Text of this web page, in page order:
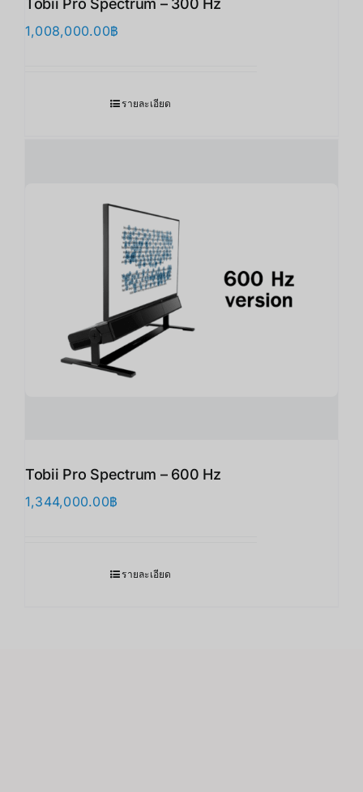
Tobii Pro Spectrum – 300 Hz
1,008,000.00฿
รายละเอียด
Tobii Pro Spectrum – 600 Hz
1,344,000.00฿
รายละเอียด